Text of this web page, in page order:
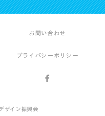
お問い合わせ
プライバシーポリシー
ザイン振興会